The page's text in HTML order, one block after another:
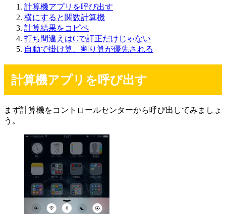
計算機アプリを呼び出す
横にすると関数計算機
計算結果をコピペ
打ち間違えはCで訂正だけじゃない
自動で掛け算、割り算が優先される
計算機アプリを呼び出す
まず計算機をコントロールセンターから呼び出してみましょ
う。